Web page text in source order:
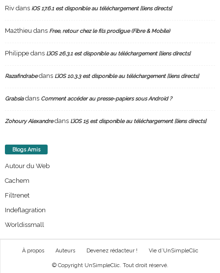
Riv dans iOS 17.6.1 est disponible au téléchargement [liens directs]
Ma2thieu dans Free, retour chez le fils prodigue (Fibre & Mobile)
Philippe dans L’iOS 26.3.1 est disponible au téléchargement [liens directs]
Razafindrabedans L’iOS 10.3.3 est disponible au téléchargement [liens directs]
Grabsiadans Comment accéder au presse-papiers sous Android ?
Zohoury Alexandredans L’iOS 15 est disponible au téléchargement [liens directs]
Blogs Amis
Autour du Web
Cachem
Filtrenet
Indeflagration
Worldissmall
À propos Auteurs Devenez rédacteur ! Vie d’UnSimpleClic
© Copyright UnSimpleClic. Tout droit réservé.